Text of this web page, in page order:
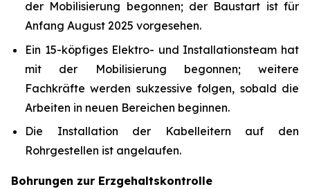
der Mobilisierung begonnen; der Baustart ist für
Anfang August 2025 vorgesehen.
Ein 15-köpfiges Elektro- und Installationsteam hat
mit der Mobilisierung begonnen; weitere
Fachkräfte werden sukzessive folgen, sobald die
Arbeiten in neuen Bereichen beginnen.
Die Installation der Kabelleitern auf den
Rohrgestellen ist angelaufen.
Bohrungen zur Erzgehaltskontrolle